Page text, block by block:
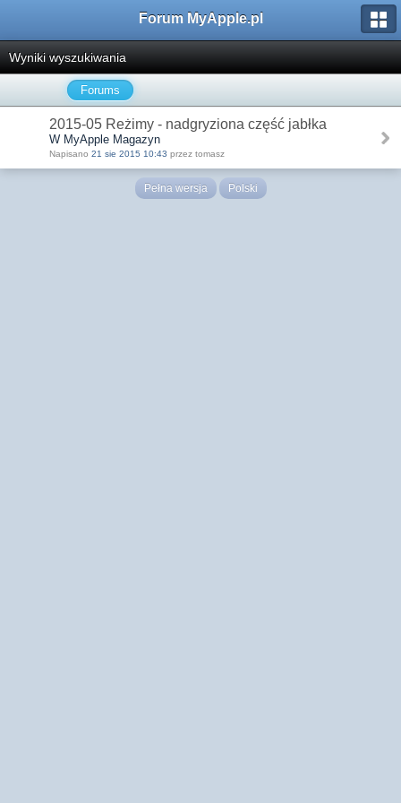
Forum MyApple.pl
Wyniki wyszukiwania
Forums
2015-05 Reżimy - nadgryziona część jabłka
W MyApple Magazyn
Napisano 21 sie 2015 10:43 przez tomasz
Pełna wersja Polski